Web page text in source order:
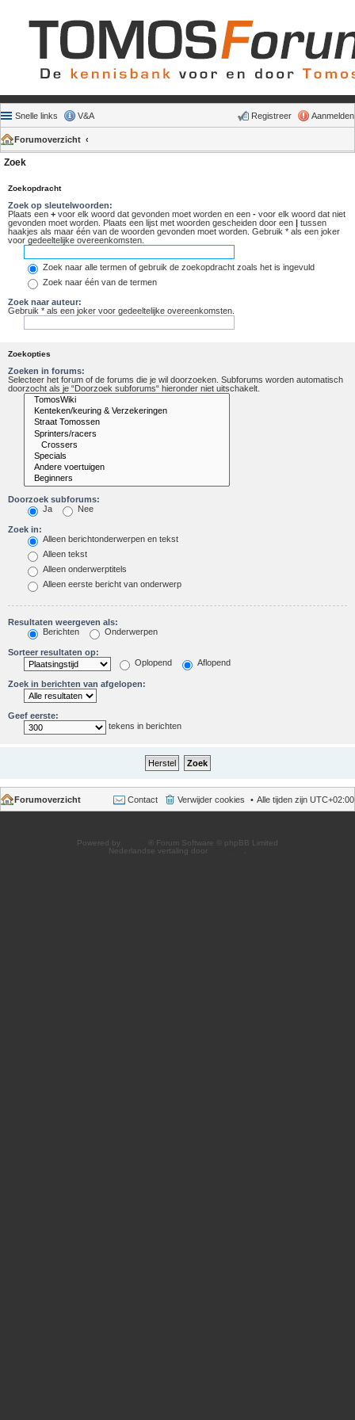
Snelle links V&A Aanmelden
Registreer
Forumoverzicht
Zoek
Zoekopdracht
Zoek op sleutelwoorden:
Plaats een + voor elk woord dat gevonden moet worden en een - voor elk woord dat niet
gevonden moet worden. Plaats een lijst met woorden gescheiden door een | tussen
haakjes als maar één van de woorden gevonden moet worden. Gebruik * als een joker
voor gedeeltelijke overeenkomsten.
Zoek naar alle termen of gebruik de zoekopdracht zoals het is ingevuld
Zoek naar één van de termen
Zoek naar auteur:
Gebruik * als een joker voor gedeeltelijke overeenkomsten.
Zoekopties
Zoeken in forums:
Selecteer het forum of de forums die je wil doorzoeken. Subforums worden automatisch
doorzocht als je “Doorzoek subforums“ hieronder niet uitschakelt.
Doorzoek subforums:
Ja
Nee
Zoek in:
Alleen berichtonderwerpen en tekst
Alleen tekst
Alleen onderwerptitels
Alleen eerste bericht van onderwerp
Resultaten weergeven als:
Berichten
Onderwerpen
Sorteer resultaten op:
Oplopend
Aflopend
Zoek in berichten van afgelopen:
Geef eerste:
tekens in berichten
Forumoverzicht Alle tijden zijn UTC+02:00
Verwijder cookies
Contact
Powered by
® Forum Software © phpBB Limited
Nederlandse vertaling door